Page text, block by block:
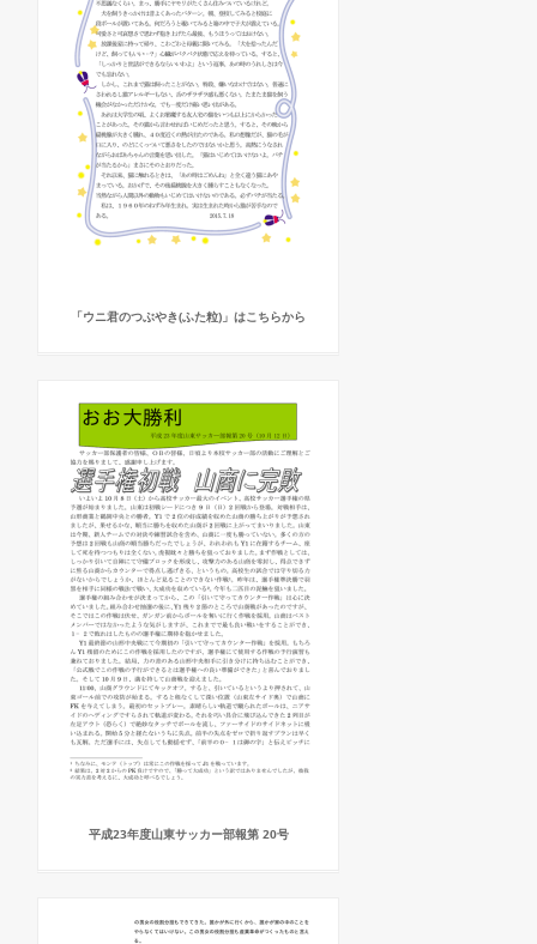
「ウニ君のつぶやき(ふた粒)」はこちらから
平成23年度山東サッカー部報第 20号